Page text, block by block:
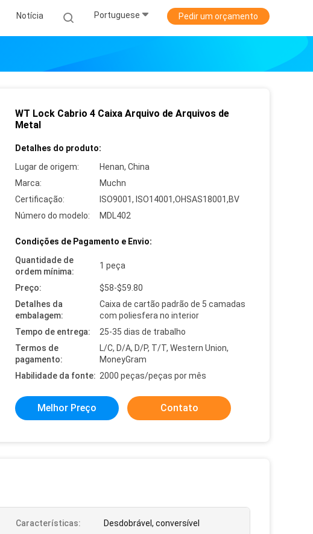
Notícia Portuguese Pedir um orçamento
WT Lock Cabrio 4 Caixa Arquivo de Arquivos de
Metal
Detalhes do produto:
Lugar de origem:
Henan, China
Marca:
Muchn
Certificação:
ISO9001, ISO14001,OHSAS18001,BV
Número do modelo:
MDL402
Condições de Pagamento e Envio:
Quantidade de
ordem mínima:
1 peça
Preço:
$58-$59.80
Detalhes da
embalagem:
Caixa de cartão padrão de 5 camadas
com poliesfera no interior
Tempo de entrega:
25-35 dias de trabalho
Termos de
pagamento:
L/C, D/A, D/P, T/T, Western Union,
MoneyGram
Habilidade da fonte: 2000 peças/peças por mês
Melhor Preço Contato
Características: Desdobrável, conversível